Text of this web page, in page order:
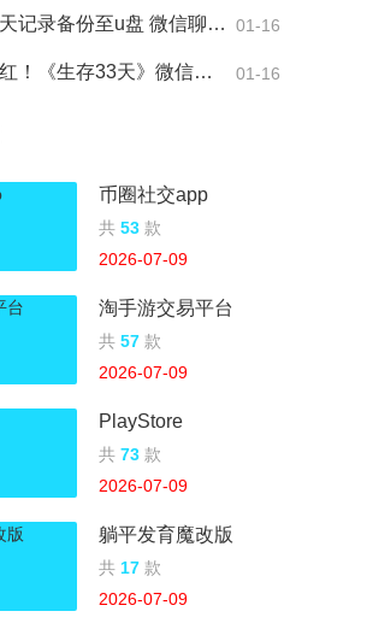
微信怎么将聊天记录备份至u盘 微信聊天记录备份到u盘方法 01-16
三七新年开门红！《生存33天》微信小游戏畅销榜夺冠 01-16
币圈社交app
共 53 款
2026-07-09
淘手游交易平台
共 57 款
2026-07-09
PlayStore
共 73 款
2026-07-09
躺平发育魔改版
共 17 款
2026-07-09